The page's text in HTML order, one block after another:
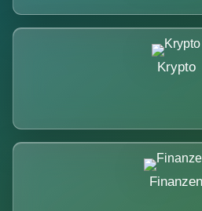
Krypto
Finanzen